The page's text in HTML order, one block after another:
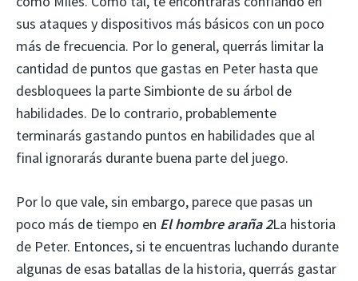
sus ataques y dispositivos más básicos con un poco
más de frecuencia. Por lo general, querrás limitar la
cantidad de puntos que gastas en Peter hasta que
desbloquees la parte Simbionte de su árbol de
habilidades. De lo contrario, probablemente
terminarás gastando puntos en habilidades que al
final ignorarás durante buena parte del juego.
Por lo que vale, sin embargo, parece que pasas un
poco más de tiempo en El hombre araña 2La historia
de Peter. Entonces, si te encuentras luchando durante
algunas de esas batallas de la historia, querrás gastar